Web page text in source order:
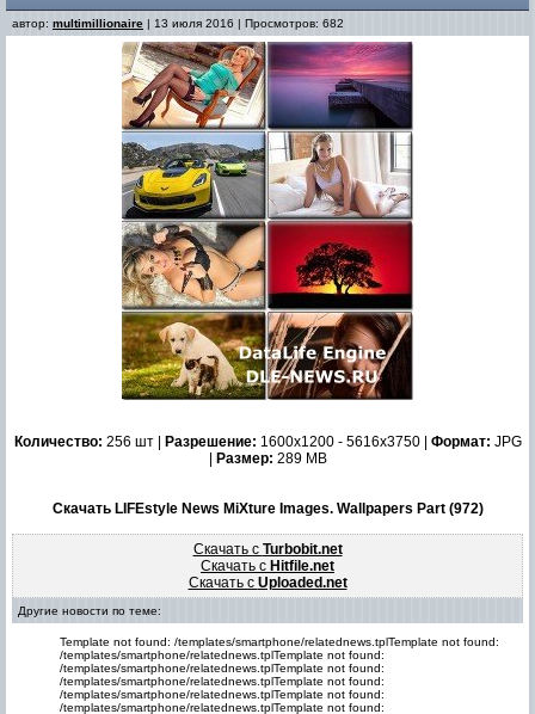
автор: multimillionaire | 13 июля 2016 | Просмотров: 682
Количество: 256 шт | Разрешение: 1600x1200 - 5616x3750 | Формат: JPG
Размер: 289 MB
Скачать LIFEstyle News MiXture Images. Wallpapers Part (972)
Скачать с Turbobit.net
Скачать с Hitfile.net
Скачать с Uploaded.net
Другие новости по теме:
Template not found: /templates/smartphone/relatednews.tplTemplate not found:
/templates/smartphone/relatednews.tplTemplate not found:
/templates/smartphone/relatednews.tplTemplate not found:
/templates/smartphone/relatednews.tplTemplate not found:
/templates/smartphone/relatednews.tplTemplate not found:
/templates/smartphone/relatednews.tplTemplate not found: